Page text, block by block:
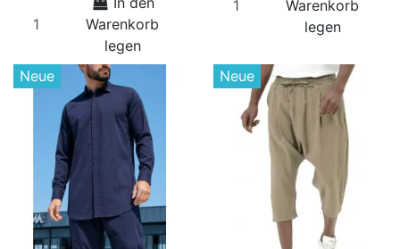
Warenkorb
legen
Warenkorb
legen
Neue Neue